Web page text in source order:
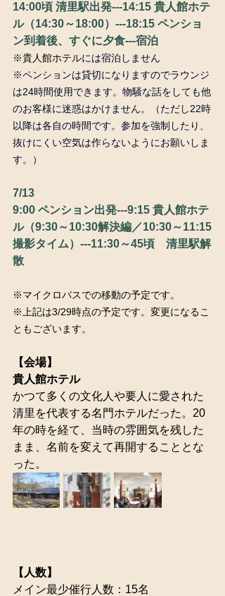
14:00頃 清里駅出発---14:15 貴人館ホテ
ル（14:30～18:00）---18:15 ペンショ
ン到着後、すぐに夕食---宿泊
※貴人館ホテルには宿泊しません
※ペンションは貸切になりますのでラウンジ
は24時間使用できます。物騒な話をしても他
のお客様に迷惑はかけません。（ただし22時
以降は各自の時間です。参加を強制したり、
抜けにくい空気は作らないようにお願いしま
す。）
7/13
9:00 ペンション出発---9:15 貴人館ホテ
ル（9:30～10:30解決編／10:30～11:15
撮影タイム）---11:30～45頃　清里駅解
散
※マイクロバスでの移動の予定です。
※上記は3/29時点の予定です。変更になるこ
ともございます。
【会場】
貴人館ホテル
かつて多くの文化人や要人に愛された
清里を代表する名門ホテルだった。20
年の時を経て、当時の雰囲気を残した
まま、名前を変えて再開することとな
った。
【人数】
メイン最少催行人数：15名